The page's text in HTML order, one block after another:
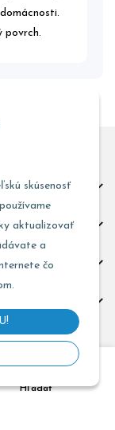
skúsenosť
aktualizovať
a
čo
Hľadať
povrch.